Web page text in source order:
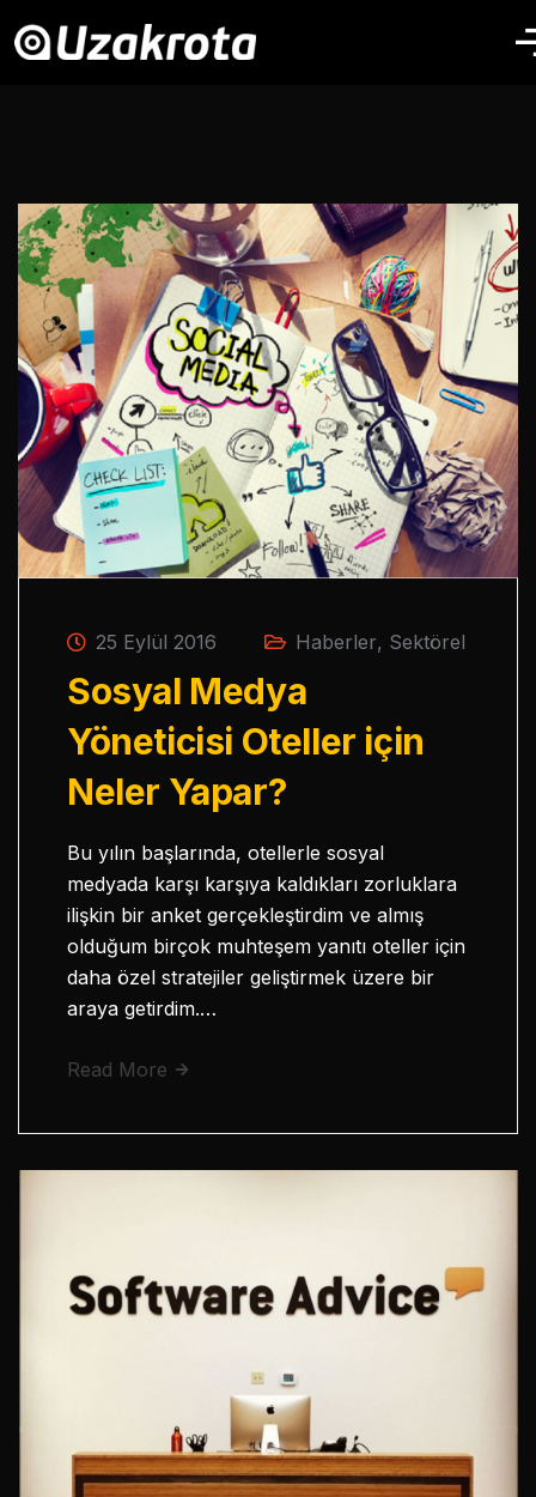
25 Eylül 2016 Haberler, Sektörel
Sosyal Medya
Yöneticisi Oteller için
Neler Yapar?
Bu yılın başlarında, otellerle sosyal
medyada karşı karşıya kaldıkları zorluklara
ilişkin bir anket gerçekleştirdim ve almış
olduğum birçok muhteşem yanıtı oteller için
daha özel stratejiler geliştirmek üzere bir
araya getirdim.…
Read More